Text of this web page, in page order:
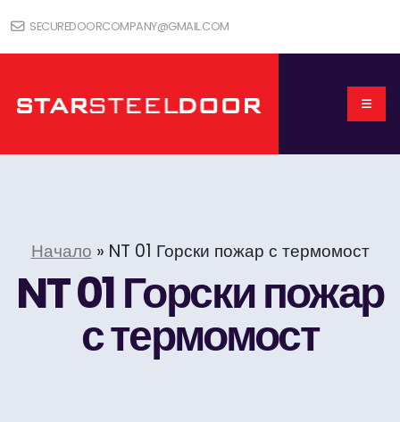
SECUREDOORCOMPANY@GMAIL.COM
Начало » NT 01 Горски пожар с термомост
NT 01 Горски пожар
с термомост